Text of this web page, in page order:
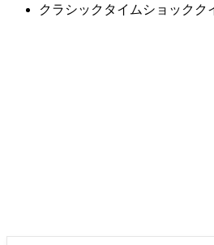
クラシックタイムショックク